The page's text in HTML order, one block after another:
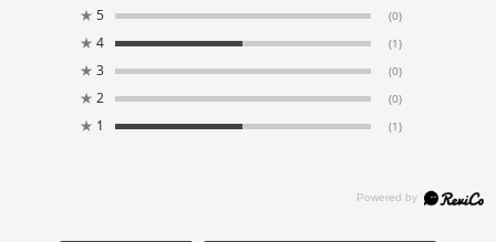
★ 5 (0)
★ 4 (1)
★ 3 (0)
★ 2 (0)
★ 1 (1)